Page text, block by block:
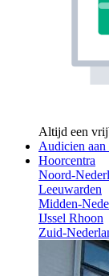
Altijd een
Audicien aan
Hoorcentra
Noord-
Leeuwarden
Midden-
IJssel Rhoon
Zuid-